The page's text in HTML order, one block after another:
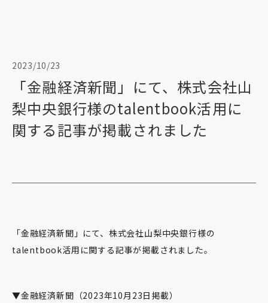
2023/10/23
「金融経済新聞」にて、株式会社山
梨中央銀行様のtalentbook活用に
関する記事が掲載されました
「金融経済新聞」にて、株式会社山梨中央銀行様の
talentbook活用に関する記事が掲載されました。
▼金融経済新聞（2023年10月23日掲載）